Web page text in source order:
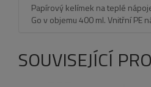
Papírový kelímek na teplé
Go v objemu 400 ml. Vnitřní PE
SOUVISEJÍCÍ